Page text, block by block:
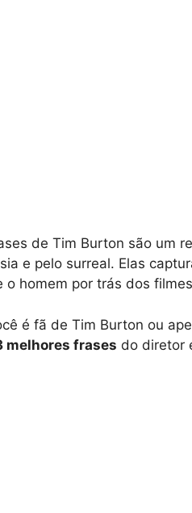
de Tim Burton são um
e pelo surreal. Elas
o homem por trás dos
é fã de Tim Burton ou
melhores frases do diretor